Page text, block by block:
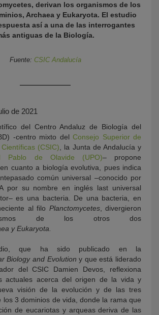
derivan los organismos de los
Archaea y Eukaryota. El estudio
así a una de las interrogantes
antiguas de la Biología.
Fuente: CSIC Andalucía
de 2021
del Centro Andaluz de Biología del
-centro mixto delConsejo Superior de
(CSIC) , la Junta de Andalucía y
Pablo de Olavide (UPO)– propone
cuanto a biología evolutiva, pues indica
común universal –conocido por
por su nombre en inglés last universal
es una bacteria. De una bacteria, en
al filo Planctomycetes, divergieron
de los otros dos
y Eukaryota.
que ha sido publicado en la
Biology and Evolution y que está liderado
del CSIC Damien Devos, reflexiona
actuales acerca del origen de la vida y
visión de la evolución y de las tres
los 3 dominios de vida, donde la rama que
de eucariotas y arqueas deriva de las